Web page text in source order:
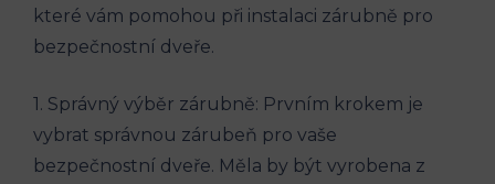
které vám pomohou při instalaci zárubně pro
bezpečnostní dveře.
1. Správný výběr zárubně: Prvním krokem je
vybrat správnou zárubeň pro vaše
bezpečnostní dveře. Měla by být vyrobena z